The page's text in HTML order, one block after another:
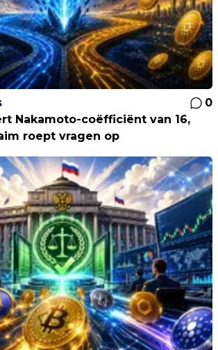
0
Nakamoto-coëfficiënt van 16,
roept vragen op